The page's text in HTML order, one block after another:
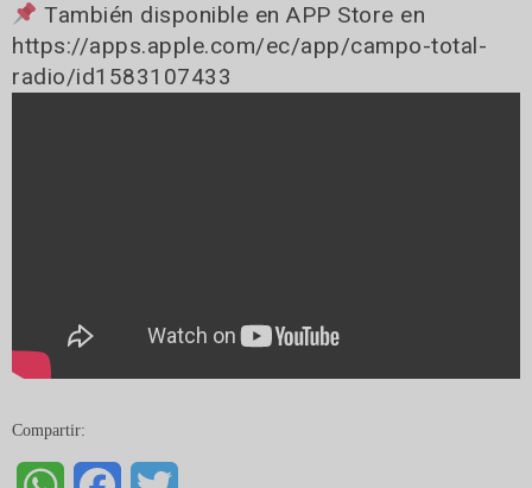
También disponible en APP Store en
https://apps.apple.com/ec/app/campo-total-
radio/id1583107433
Compartir:
WhatsAppFacebook